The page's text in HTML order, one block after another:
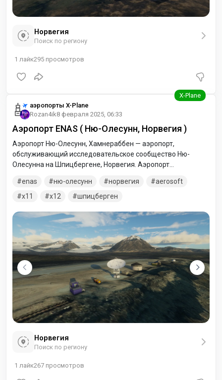
Норвегия
Поиск по региону
1 лайк295 просмотров
аэропорты X-Plane
Rozan4ik8 февраля 2025, 06:33
Аэропорт ENAS ( Ню-Олесунн, Норвегия )
Аэропорт Ню-Олесунн, Хамнераббен — аэропорт,
обслуживающий исследовательское сообщество Ню-
Олесунна на Шпицбергене, Норвегия. Аэропорт
принадлежит корпоративный город. Единственные
доступные рейсы - это аэропорт Шпицбергена в Лонгйире,
раза в неделю на самолетах Dornier 228. Услуги
организованы как корпоративные чартеры, и билеты
доступны только после согласования с Kings Bay.
enas ню-олесунн норвегия
aerosoft
x11
x12 шпицберген
Норвегия
Поиск по региону
1 лайк267 просмотров